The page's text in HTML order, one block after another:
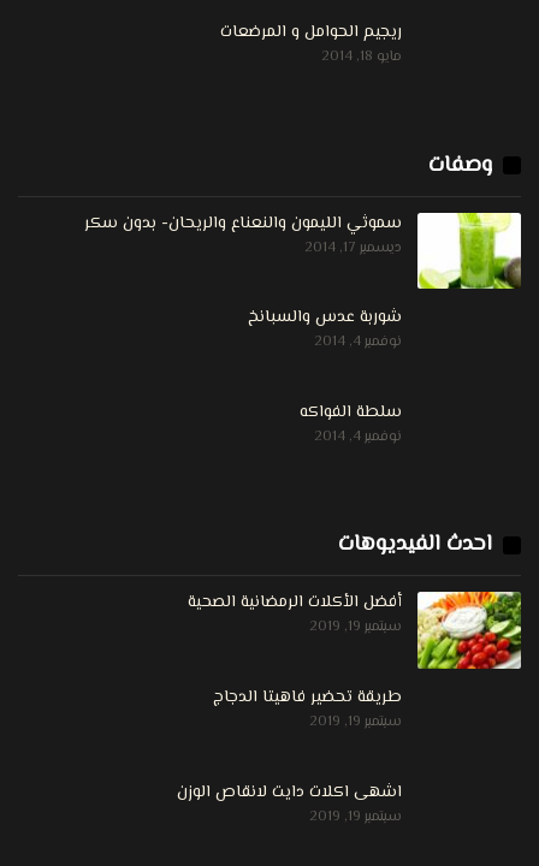
ريجيم الحوامل و المرضعات
مايو 18, 2014
وصفات
سموثي الليمون والنعناع والريحان- بدون سكر
ديسمبر 17, 2014
شوربة عدس والسبانخ
نوفمبر 4, 2014
سلطة الفواكه
نوفمبر 4, 2014
احدث الفيديوهات
أفضل الأكلات الرمضانية الصحية
سبتمبر 19, 2019
طريقة تحضير فاهيتا الدجاج
سبتمبر 19, 2019
اشهى اكلات دايت لانقاص الوزن
سبتمبر 19, 2019